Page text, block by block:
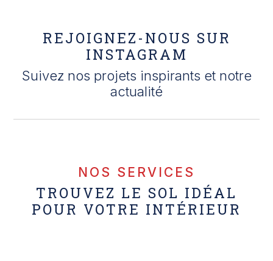
REJOIGNEZ-NOUS SUR
INSTAGRAM
Suivez nos projets inspirants et notre
actualité
NOS SERVICES
TROUVEZ LE SOL IDÉAL
POUR VOTRE INTÉRIEUR